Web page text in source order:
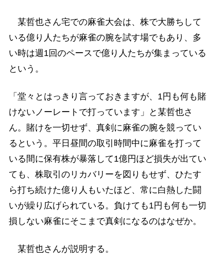
某哲也さん宅での麻雀大会は、株で大勝ちして
いる億り人たちが麻雀の腕を試す場でもあり、多
い時は週1回のペースで億り人たちが集まっている
という。
「堂々とはっきり言っておきますが、1円も何も賭
けないノーレートで打っています」と某哲也さ
ん。賭けを一切せず、真剣に麻雀の腕を競ってい
るという。平日昼間の取引時間中に麻雀を打って
いる間に保有株が暴落して1億円ほど損失が出てい
ても、株取引のリカバリーを図りもせず、ひたす
ら打ち続けた億り人もいたほど、常に白熱した闘
いが繰り広げられている。負けても1円も何も一切
損しない麻雀にそこまで真剣になるのはなぜか。
某哲也さんが説明する。